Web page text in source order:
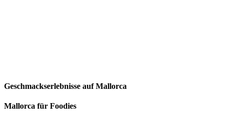
Geschmackserlebnisse auf Mallorca
Mallorca für Foodies